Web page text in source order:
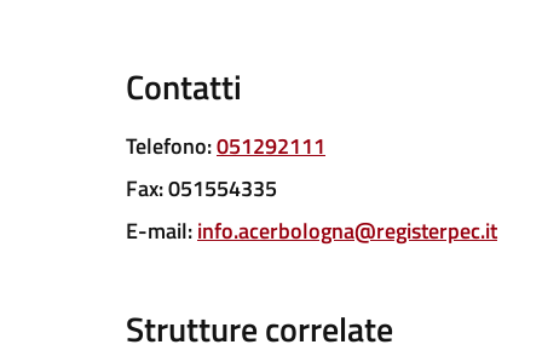
Contatti
Telefono:051292111
Fax:051554335
E-mail:info.acerbologna@registerpec.it
Strutture correlate